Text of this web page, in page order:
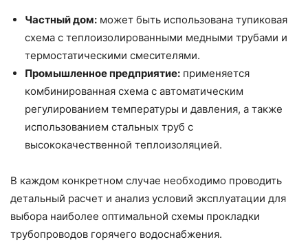
Частный дом: может быть использована тупиковая
схема с теплоизолированными медными трубами и
термостатическими смесителями.
Промышленное предприятие: применяется
комбинированная схема с автоматическим
регулированием температуры и давления, а также
использованием стальных труб с
высококачественной теплоизоляцией.
В каждом конкретном случае необходимо проводить
детальный расчет и анализ условий эксплуатации для
выбора наиболее оптимальной схемы прокладки
трубопроводов горячего водоснабжения.